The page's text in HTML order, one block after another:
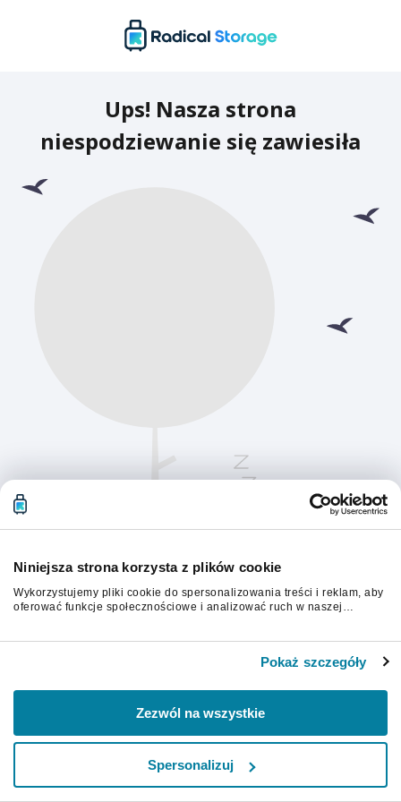
Niniejsza strona korzysta z plików cookie
Wykorzystujemy pliki cookie do spersonalizowania treści i reklam, aby
oferować funkcje społecznościowe i analizować ruch w naszej
otrzymanymi od Ciebie lub uzyskanymi podczas korzystania z ich
Pokaż szczegóły
Zezwól na wszystkie
Spersonalizuj
Ups! Nasza strona
niespodziewanie się zawiesiła
Aby kontynuować, odśwież stronę.
Odśwież